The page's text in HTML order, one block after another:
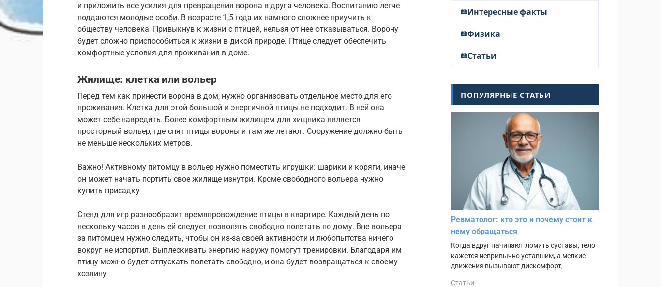
и приложить все усилия для превращения ворона в друга человека. Воспитанию легче
поддаются молодые особи. В возрасте 1,5 года их намного сложнее приучить к
обществу человека. Привыкнув к жизни с птицей, нельзя от нее отказываться. Ворону
будет сложно приспособиться к жизни в дикой природе. Птице следует обеспечить
комфортные условия для проживания в доме.
Жилище: клетка или вольер
Перед тем как принести ворона в дом, нужно организовать отдельное место для его
проживания. Клетка для этой большой и энергичной птицы не подходит. В ней она
может себе навредить. Более комфортным жилищем для хищника является
просторный вольер, где спят птицы вороны и там же летают. Сооружение должно быть
не меньше нескольких метров.
Важно! Активному питомцу в вольер нужно поместить игрушки: шарики и коряги, иначе
он может начать портить свое жилище изнутри. Кроме свободного вольера нужно
купить присадку
Стенд для игр разнообразит времяпровождение птицы в квартире. Каждый день по
нескольку часов в день ей следует позволять свободно полетать по дому. Вне вольера
за питомцем нужно следить, чтобы он из-за своей активности и любопытства ничего
вокруг не испортил. Выплескивать энергию наружу помогут тренировки. Благодаря им
птицу можно будет отпускать полетать свободно, и она будет возвращаться к своему
хозяину
Интересные факты
Физика
Статьи
ПОПУЛЯРНЫЕ СТАТЬИ
Ревматолог: кто это и почему стоит к
нему обращаться
Когда вдруг начинают ломить суставы, тело
кажется непривычно уставшим, а мелкие
движения вызывают дискомфорт,
Статьи